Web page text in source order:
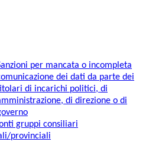
per mancata o incompleta
dei dati da parte dei
di incarichi politici, di
di direzione o di
gruppi consiliari
provinciali